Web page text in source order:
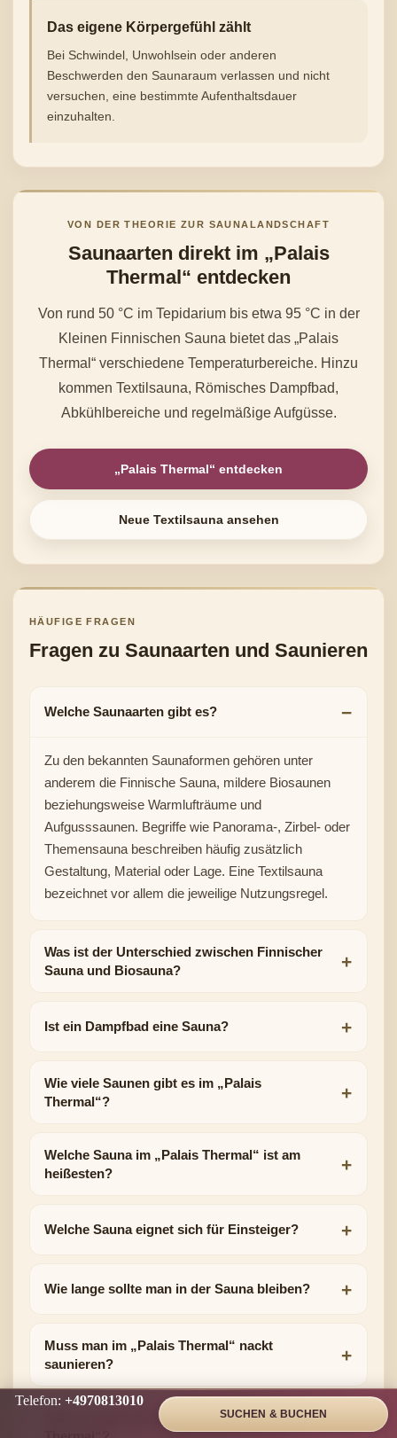
Das eigene Körpergefühl zählt
Bei Schwindel, Unwohlsein oder anderen
Beschwerden den Saunaraum verlassen und nicht
versuchen, eine bestimmte Aufenthaltsdauer
einzuhalten.
VON DER THEORIE ZUR SAUNALANDSCHAFT
Saunaarten direkt im „Palais
Thermal“ entdecken
Von rund 50 °C im Tepidarium bis etwa 95 °C in der
Kleinen Finnischen Sauna bietet das „Palais
Thermal“ verschiedene Temperaturbereiche. Hinzu
kommen Textilsauna, Römisches Dampfbad,
Abkühlbereiche und regelmäßige Aufgüsse.
„Palais Thermal“ entdecken
Neue Textilsauna ansehen
HÄUFIGE FRAGEN
Fragen zu Saunaarten und Saunieren
Welche Saunaarten gibt es?
Zu den bekannten Saunaformen gehören unter
anderem die Finnische Sauna, mildere Biosaunen
beziehungsweise Warmlufträume und
Aufgusssaunen. Begriffe wie Panorama-, Zirbel- oder
Themensauna beschreiben häufig zusätzlich
Gestaltung, Material oder Lage. Eine Textilsauna
bezeichnet vor allem die jeweilige Nutzungsregel.
Was ist der Unterschied zwischen Finnischer
Sauna und Biosauna?
Ist ein Dampfbad eine Sauna?
Wie viele Saunen gibt es im „Palais
Thermal“?
Welche Sauna im „Palais Thermal“ ist am
heißesten?
Welche Sauna eignet sich für Einsteiger?
Wie lange sollte man in der Sauna bleiben?
Muss man im „Palais Thermal“ nackt
saunieren?
Gibt es regelmäßig Aufgüsse im „Palais
Telefon:+4970813010
SUCHEN & BUCHEN